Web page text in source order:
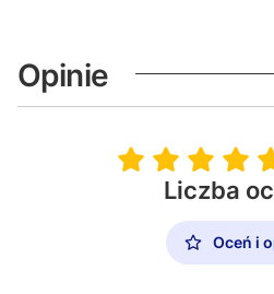
Opinie
Liczba
Oceń i